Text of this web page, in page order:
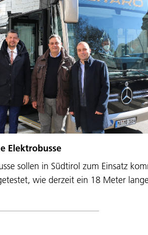
Elektrobusse
sollen in Südtirol zum Einsatz
wie derzeit ein 18 Meter